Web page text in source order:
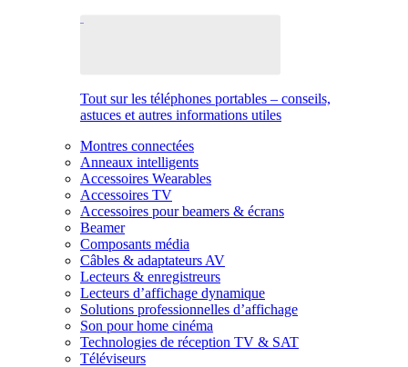
Tout sur les téléphones portables – conseils,
astuces et autres informations utiles
Montres connectées
Anneaux intelligents
Accessoires Wearables
Accessoires TV
Accessoires pour beamers & écrans
Beamer
Composants média
Câbles & adaptateurs AV
Lecteurs & enregistreurs
Lecteurs d’affichage dynamique
Solutions professionnelles d’affichage
Son pour home cinéma
Technologies de réception TV & SAT
Téléviseurs